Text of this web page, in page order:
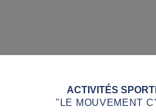
ACTIVITÉS
"LE MOUVEMENT